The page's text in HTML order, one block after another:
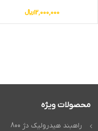
12,000,000﷼
محصولات ویژه
راهبند هیدرولیک دژ 800